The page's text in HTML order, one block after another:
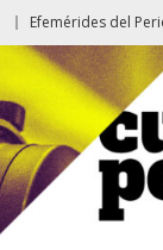
Efemérides del